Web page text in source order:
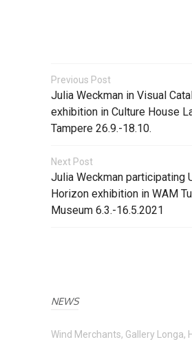
Previous Post
Julia Weckman in Visual
exhibition in Culture House
Tampere 26.9.-18.10.
Next Post
Julia Weckman participating
Horizon exhibition in WAM
Museum 6.3.-16.5.2021
NEWS
Wind Merchants, Gallery Longa,